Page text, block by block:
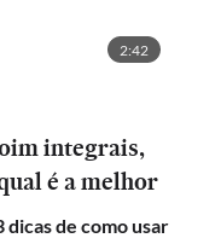
2:42
integrais,
é a melhor
dicas de como usar